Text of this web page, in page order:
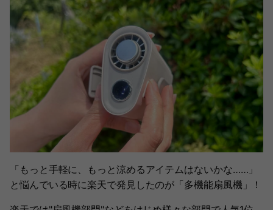
「もっと手軽に、もっと涼めるアイテムはないかな……」
と悩んでいる時に楽天で発見したのが「多機能扇風機」！